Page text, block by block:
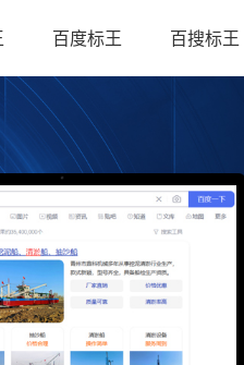
百度标王 百搜标王